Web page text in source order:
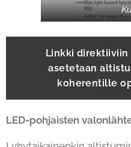
Linkki
asetetaan
koherentille
LED-pohjaisten